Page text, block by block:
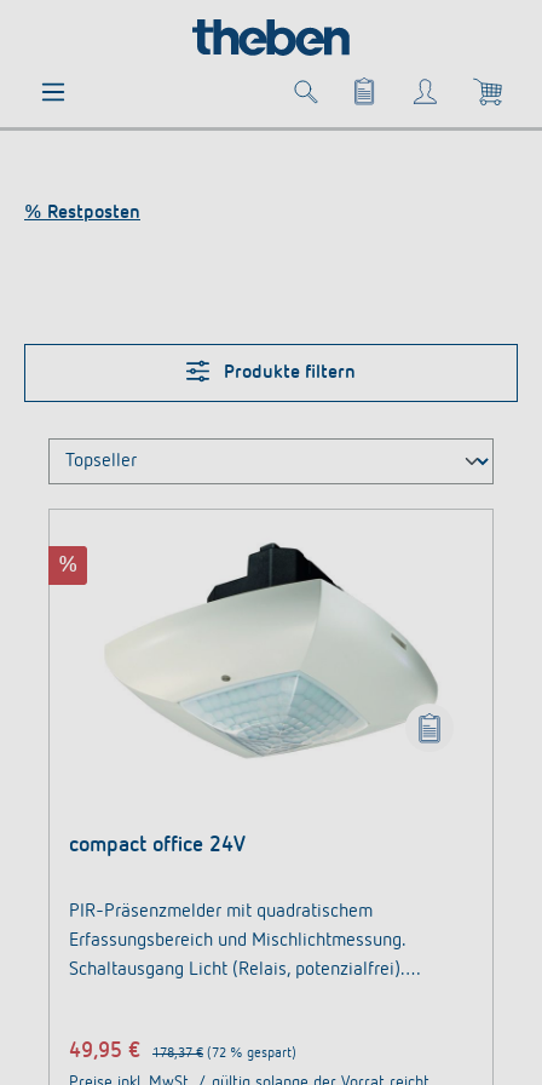
% Restposten
Produkte filtern
%
compact office 24V
PIR-Präsenzmelder mit quadratischem
Erfassungsbereich und Mischlichtmessung.
Schaltausgang Licht (Relais, potenzialfrei).
sowie Funktion Raumüberwachung.
49,95 € 178,37 € (72 % gespart)